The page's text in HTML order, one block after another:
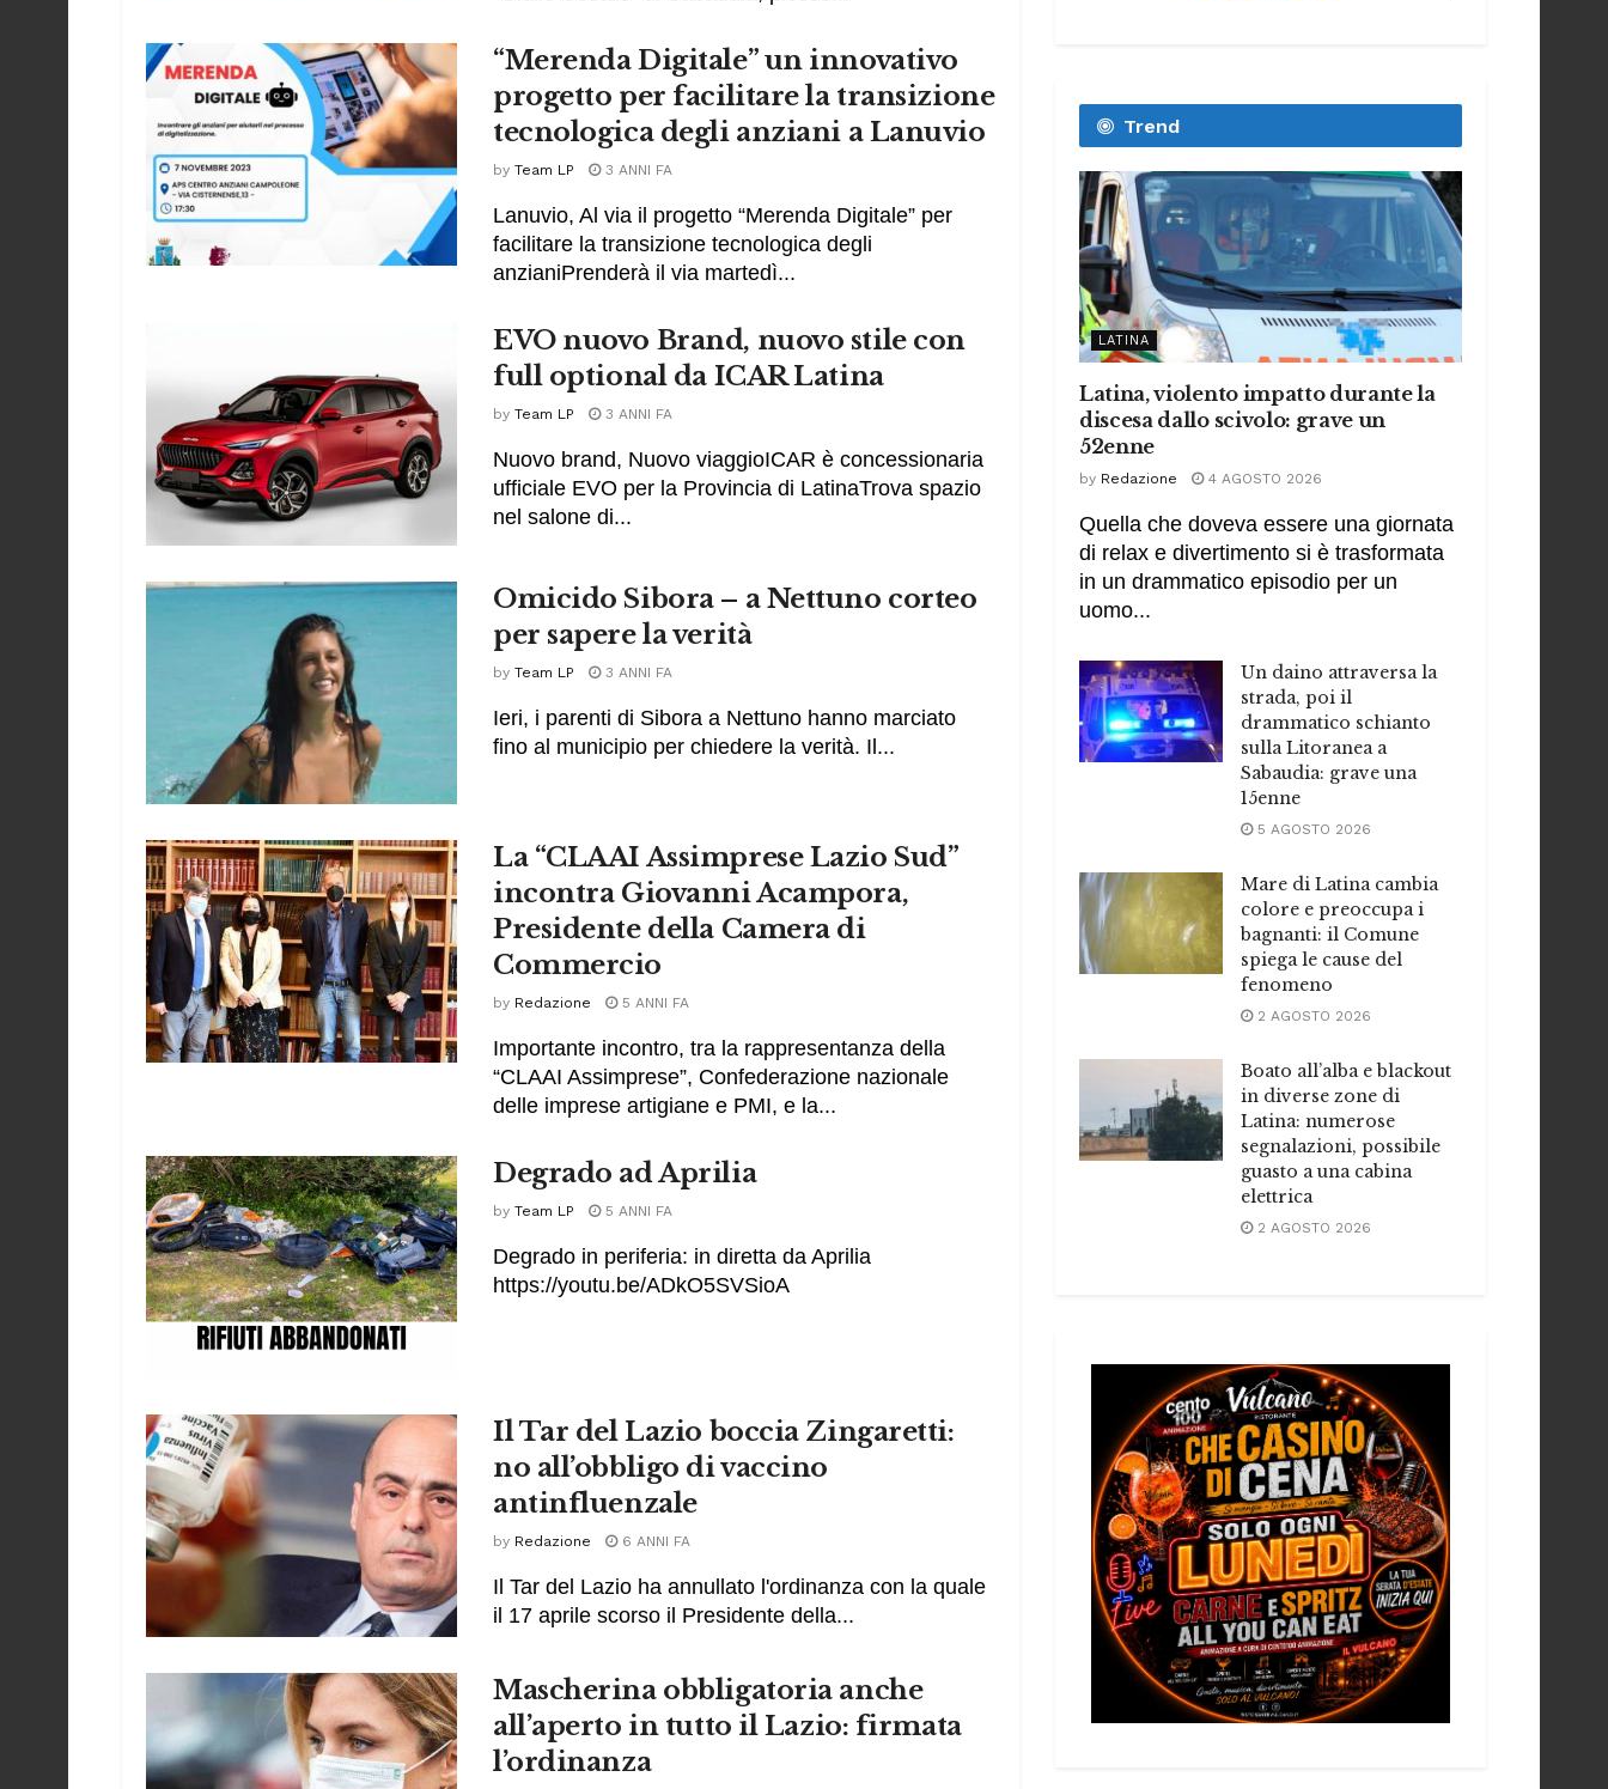
“Merenda Digitale” un innovativo
progetto per facilitare la transizione
tecnologica degli anziani a Lanuvio
by Team LP 3 ANNI FA
Lanuvio, Al via il progetto “Merenda Digitale” per
facilitare la transizione tecnologica degli
anzianiPrenderà il via martedì...
EVO nuovo Brand, nuovo stile con
full optional da ICAR Latina
by Team LP 3 ANNI FA
Nuovo brand, Nuovo viaggioICAR è concessionaria
ufficiale EVO per la Provincia di LatinaTrova spazio
nel salone di...
Omicido Sibora – a Nettuno corteo
per sapere la verità
by Team LP 3 ANNI FA
Ieri, i parenti di Sibora a Nettuno hanno marciato
fino al municipio per chiedere la verità. Il...
La “CLAAI Assimprese Lazio Sud”
incontra Giovanni Acampora,
Presidente della Camera di
Commercio
by Redazione 5 ANNI FA
Importante incontro, tra la rappresentanza della
“CLAAI Assimprese”, Confederazione nazionale
delle imprese artigiane e PMI, e la...
Degrado ad Aprilia
by Team LP 5 ANNI FA
Degrado in periferia: in diretta da Aprilia
https://youtu.be/ADkO5SVSioA
Il Tar del Lazio boccia Zingaretti:
no all’obbligo di vaccino
antinfluenzale
by Redazione 6 ANNI FA
Il Tar del Lazio ha annullato l'ordinanza con la quale
il 17 aprile scorso il Presidente della...
Mascherina obbligatoria anche
all’aperto in tutto il Lazio: firmata
l’ordinanza
Trend
LATINA
Latina, violento impatto durante la
discesa dallo scivolo: grave un
52enne
by Redazione 4 AGOSTO 2026
Quella che doveva essere una giornata
di relax e divertimento si è trasformata
in un drammatico episodio per un
uomo...
Un daino attraversa la
strada, poi il
drammatico schianto
sulla Litoranea a
Sabaudia: grave una
15enne
5 AGOSTO 2026
Mare di Latina cambia
colore e preoccupa i
bagnanti: il Comune
spiega le cause del
fenomeno
2 AGOSTO 2026
Boato all’alba e blackout
in diverse zone di
Latina: numerose
segnalazioni, possibile
guasto a una cabina
elettrica
2 AGOSTO 2026